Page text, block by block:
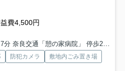
費4,500円
奈良交通「憩の家病院」 停歩24分
防犯カメラ
敷地内ごみ置き場